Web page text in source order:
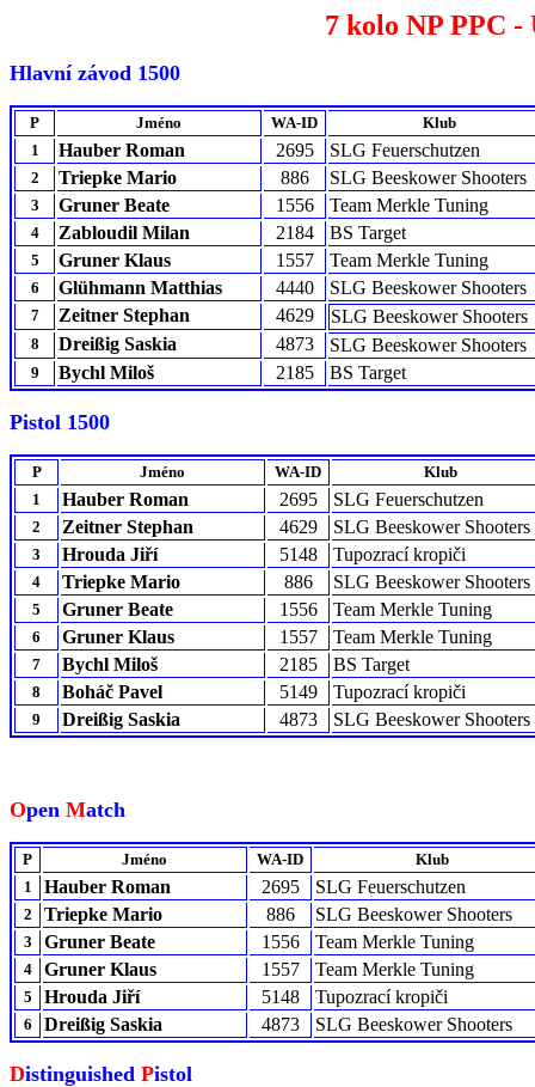
7 kolo NP PPC -
Hlavní závod 1500
P Jméno WA-ID
Klub
1
Hauber Roman 2695 SLG Feuerschutzen
2 Triepke Mario 886 SLG Beeskower Shooters
3 Gruner Beate 1556 Team Merkle Tuning
4 Zabloudil Milan 2184 BS Target
5 Gruner Klaus 1557 Team Merkle Tuning
6 Glühmann Matthias 4440 SLG Beeskower Shooters
7 Zeitner Stephan 4629 SLG Beeskower Shooters
8 Dreißig Saskia 4873 SLG Beeskower Shooters
9 Bychl Miloš 2185 BS Target
Pistol 1500
P Jméno WA-ID
Klub
1
Hauber Roman 2695 SLG Feuerschutzen
2 Zeitner Stephan 4629 SLG Beeskower Shooters
3 Hrouda Jiří 5148 Tupozrací kropiči
4 Triepke Mario 886 SLG Beeskower Shooters
5 Gruner Beate 1556 Team Merkle Tuning
6 Gruner Klaus 1557 Team Merkle Tuning
7 Bychl Miloš 2185 BS Target
8 Boháč Pavel 5149 Tupozrací kropiči
9 Dreißig Saskia 4873 SLG Beeskower Shooters
Open Match
P Jméno WA-ID
Klub
1
Hauber Roman 2695 SLG Feuerschutzen
2 Triepke Mario 886 SLG Beeskower Shooters
3 Gruner Beate 1556 Team Merkle Tuning
4 Gruner Klaus 1557 Team Merkle Tuning
5 Hrouda Jiří 5148 Tupozrací kropiči
6 Dreißig Saskia 4873 SLG Beeskower Shooters
Distinguished Pistol